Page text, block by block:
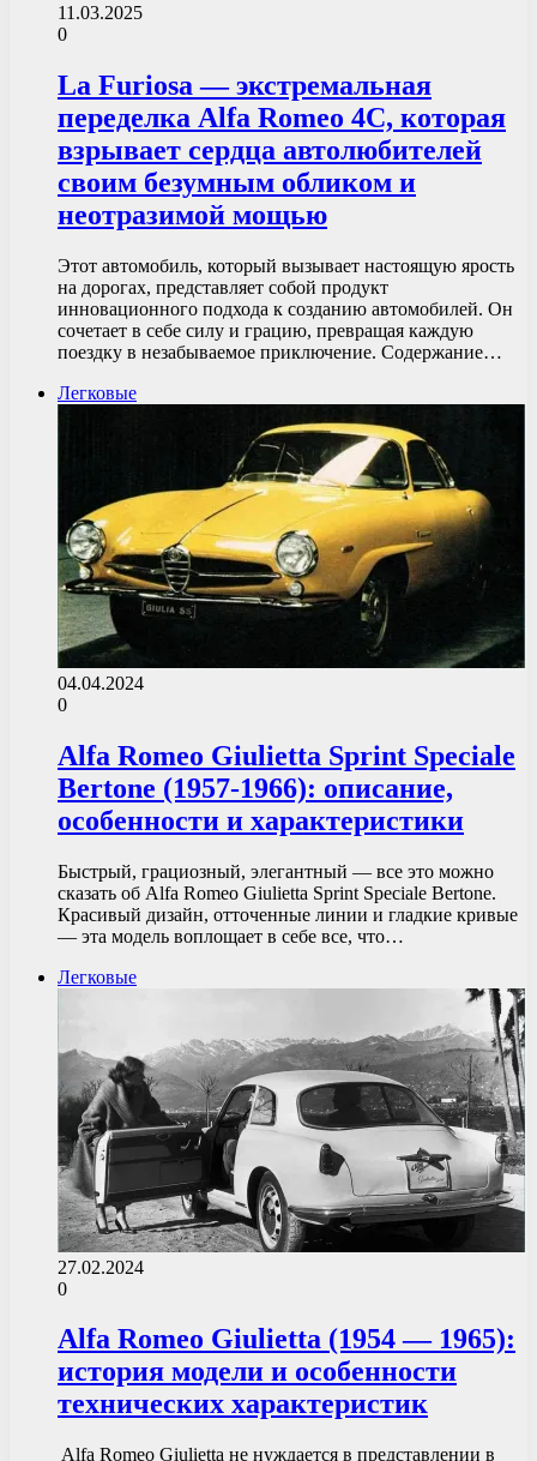
11.03.2025
0
La Furiosa — экстремальная
переделка Alfa Romeo 4C, которая
взрывает сердца автолюбителей
своим безумным обликом и
неотразимой мощью
Этот автомобиль, который вызывает настоящую ярость
на дорогах, представляет собой продукт
инновационного подхода к созданию автомобилей. Он
сочетает в себе силу и грацию, превращая каждую
поездку в незабываемое приключение. Содержание…
Легковые
04.04.2024
0
Alfa Romeo Giulietta Sprint Speciale
Bertone (1957-1966): описание,
особенности и характеристики
Быстрый, грациозный, элегантный — все это можно
сказать об Alfa Romeo Giulietta Sprint Speciale Bertone.
Красивый дизайн, отточенные линии и гладкие кривые
— эта модель воплощает в себе все, что…
Легковые
27.02.2024
0
Alfa Romeo Giulietta (1954 — 1965):
история модели и особенности
технических характеристик
Alfa Romeo Giulietta не нуждается в представлении в